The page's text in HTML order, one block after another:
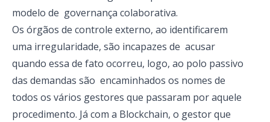
modelo de governança colaborativa.
Os órgãos de controle externo, ao identificarem
uma irregularidade, são incapazes de acusar
quando essa de fato ocorreu, logo, ao polo passivo
das demandas são encaminhados os nomes de
todos os vários gestores que passaram por aquele
procedimento. Já com a Blockchain, o gestor que